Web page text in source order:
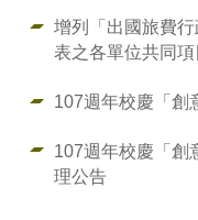
增列「出國旅費
表之各單位共同項
107週年校慶「創
107週年校慶「創
理公告